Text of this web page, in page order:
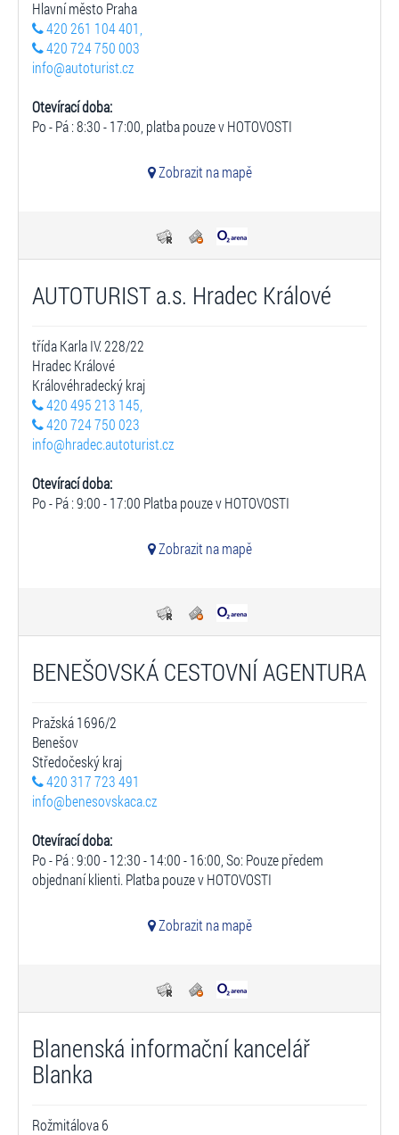
Hlavní město Praha
420 261 104 401,
420 724 750 003
info@autoturist.cz
Otevírací doba:
Po - Pá : 8:30 - 17:00, platba pouze v HOTOVOSTI
Zobrazit na mapě
AUTOTURIST a.s. Hradec Králové
třída Karla IV. 228/22
Hradec Králové
Královéhradecký kraj
420 495 213 145,
420 724 750 023
info@hradec.autoturist.cz
Otevírací doba:
Po - Pá : 9:00 - 17:00 Platba pouze v HOTOVOSTI
Zobrazit na mapě
BENEŠOVSKÁ CESTOVNÍ AGENTURA
Pražská 1696/2
Benešov
Středočeský kraj
420 317 723 491
info@benesovskaca.cz
Otevírací doba:
Po - Pá : 9:00 - 12:30 - 14:00 - 16:00, So: Pouze předem
objednaní klienti. Platba pouze v HOTOVOSTI
Zobrazit na mapě
Blanenská informační kancelář
Blanka
Rožmitálova 6